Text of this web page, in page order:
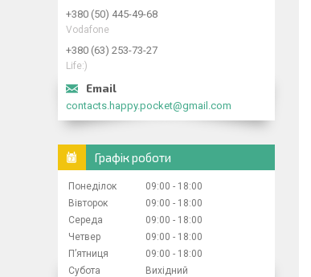
+380 (50) 445-49-68
Vodafone
+380 (63) 253-73-27
Life:)
contacts.happy.pocket@gmail.com
Графік роботи
Понеділок 09:00
18:00
Вівторок
09:00
18:00
Середа
09:00
18:00
Четвер
09:00
18:00
Пʼятниця
09:00
18:00
Субота
Вихідний